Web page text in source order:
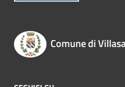
Comune di